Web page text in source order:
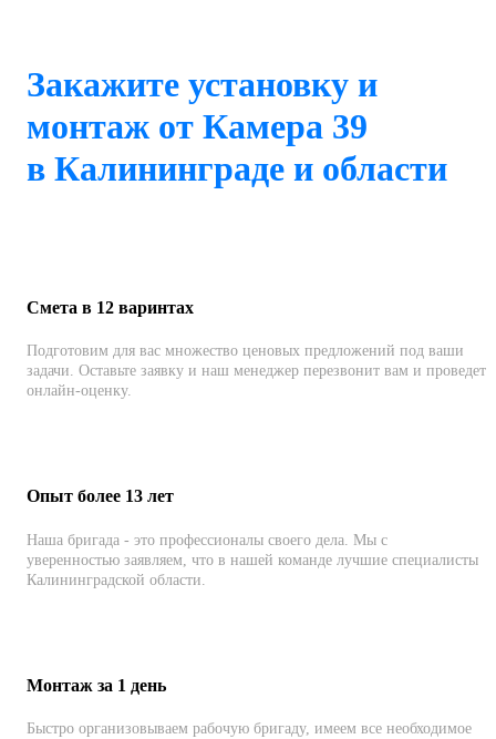
Закажите установку и
монтаж от Камера 39
в Калининграде и области
Смета в 12 варинтах
Подготовим для вас множество ценовых предложений под ваши
задачи. Оставьте заявку и наш менеджер перезвонит вам и проведет
онлайн-оценку.
Опыт более 13 лет
Наша бригада - это профессионалы своего дела. Мы с
уверенностью заявляем, что в нашей команде лучшие специалисты
Калининградской области.
Монтаж за 1 день
Быстро организовываем рабочую бригаду, имеем все необходимое